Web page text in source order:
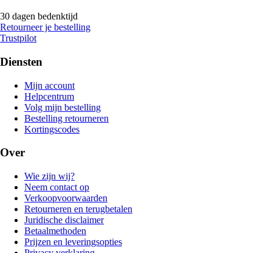
30 dagen bedenktijd
Retourneer je bestelling
Trustpilot
Diensten
Mijn account
Helpcentrum
Volg mijn bestelling
Bestelling retourneren
Kortingscodes
Over
Wie zijn wij?
Neem contact op
Verkoopvoorwaarden
Retourneren en terugbetalen
Juridische disclaimer
Betaalmethoden
Prijzen en leveringsopties